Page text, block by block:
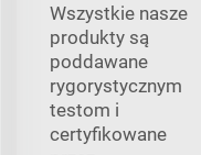
Wszystkie nasze
produkty są
poddawane
rygorystycznym
testom i
certyfikowane